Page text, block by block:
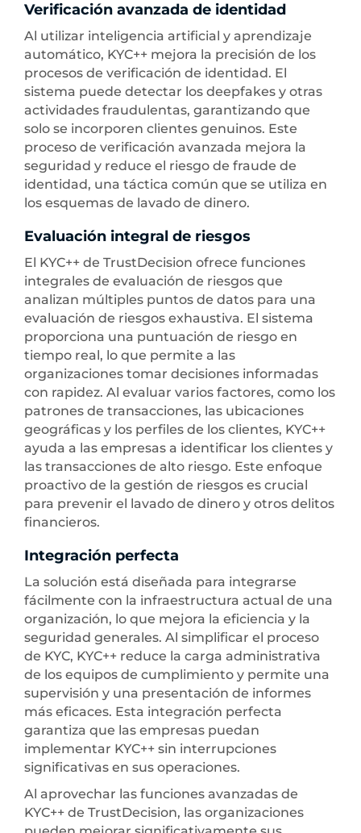
Verificación avanzada de identidad
Al utilizar inteligencia artificial y aprendizaje
automático, KYC++ mejora la precisión de los
procesos de verificación de identidad. El
sistema puede detectar los deepfakes y otras
actividades fraudulentas, garantizando que
solo se incorporen clientes genuinos. Este
proceso de verificación avanzada mejora la
seguridad y reduce el riesgo de fraude de
identidad, una táctica común que se utiliza en
los esquemas de lavado de dinero.
Evaluación integral de riesgos
El KYC++ de TrustDecision ofrece funciones
integrales de evaluación de riesgos que
analizan múltiples puntos de datos para una
evaluación de riesgos exhaustiva. El sistema
proporciona una puntuación de riesgo en
tiempo real, lo que permite a las
organizaciones tomar decisiones informadas
con rapidez. Al evaluar varios factores, como los
patrones de transacciones, las ubicaciones
geográficas y los perfiles de los clientes, KYC++
ayuda a las empresas a identificar los clientes y
las transacciones de alto riesgo. Este enfoque
proactivo de la gestión de riesgos es crucial
para prevenir el lavado de dinero y otros delitos
financieros.
Integración perfecta
La solución está diseñada para integrarse
fácilmente con la infraestructura actual de una
organización, lo que mejora la eficiencia y la
seguridad generales. Al simplificar el proceso
de KYC, KYC++ reduce la carga administrativa
de los equipos de cumplimiento y permite una
supervisión y una presentación de informes
más eficaces. Esta integración perfecta
garantiza que las empresas puedan
implementar KYC++ sin interrupciones
significativas en sus operaciones.
Al aprovechar las funciones avanzadas de
KYC++ de TrustDecision, las organizaciones